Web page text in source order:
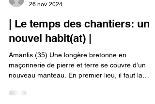
Sarl Denis Mallejac
26 nov. 2024
| Le temps des chantiers: un
nouvel habit(at) |
Amanlis (35) Une longère bretonne en